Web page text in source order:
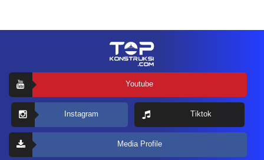
Youtube
Instagram Tiktok
Media Profile